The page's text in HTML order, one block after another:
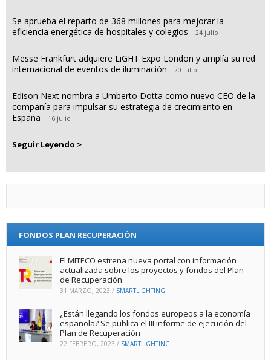
Se aprueba el reparto de 368 millones para mejorar la
eficiencia energética de hospitales y colegios
24 julio
Messe Frankfurt adquiere LiGHT Expo London y amplía su red
internacional de eventos de iluminación
20 julio
Edison Next nombra a Umberto Dotta como nuevo CEO de la
compañía para impulsar su estrategia de crecimiento en
España
16 julio
Seguir Leyendo >
FONDOS PLAN RECUPERACIÓN
El MITECO estrena nueva portal con información
actualizada sobre los proyectos y fondos del Plan
de Recuperación
31 MARZO, 2023 / SMARTLIGHTING
¿Están llegando los fondos europeos a la economía
española? Se publica el III informe de ejecución del
Plan de Recuperación
22 FEBRERO, 2023 / SMARTLIGHTING